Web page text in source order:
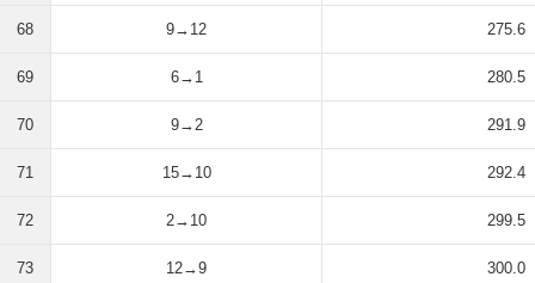
68 9→12 275.6
69 6→1 280.5
70 9→2 291.9
71 15→10 292.4
72 2→10 299.5
73 12→9 300.0